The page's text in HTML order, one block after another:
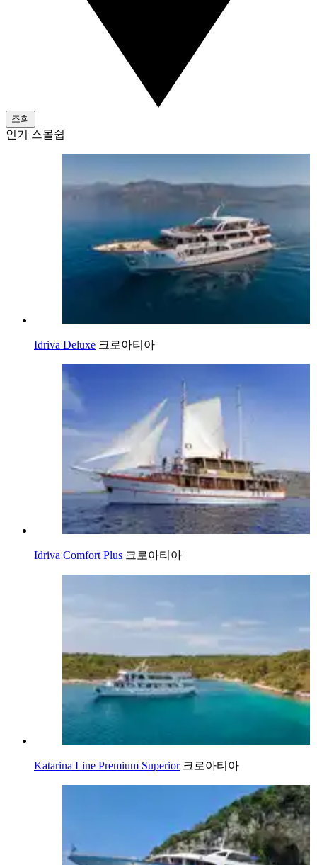
조회
인기 스몰쉽
Idriva Deluxe 크로아티아
Idriva Comfort Plus 크로아티아
Katarina Line Premium Superior 크로아티아